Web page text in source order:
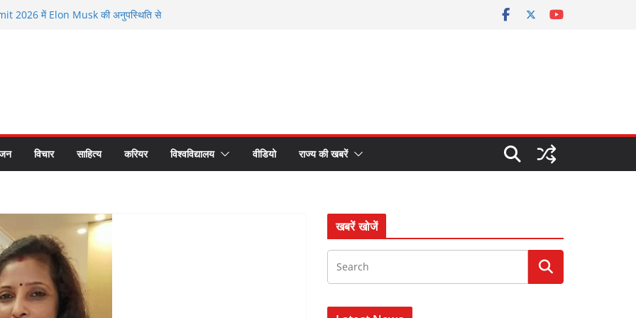
2026 में Elon Musk की अनुपस्थिति से
लोक अदालत के प्रचार प्रसार के लिए रथ रवाना
डॉ. राजकुमार चौधरी ने किया सम्मान
विचार साहित्य करियर विश्वविद्यालय वीडियो राज्य की खबरें
खबरें खोजें